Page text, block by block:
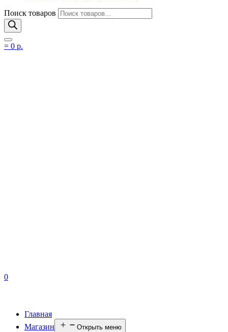
Поиск товаров
= 0 р.
0
Главная
Магазин
Открыть меню